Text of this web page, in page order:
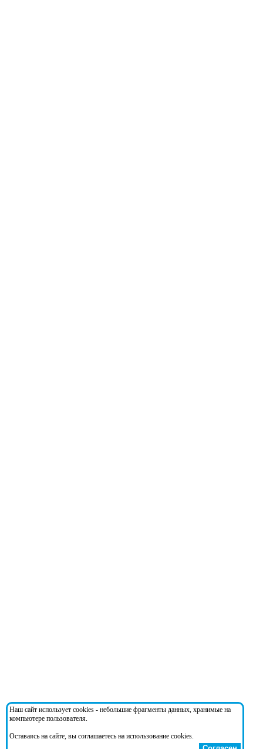
Наш сайт использует cookies - небольшие фрагменты данных, хранимые на
компьютере пользователя.
Оставаясь на сайте, вы соглашаетесь на использование cookies.